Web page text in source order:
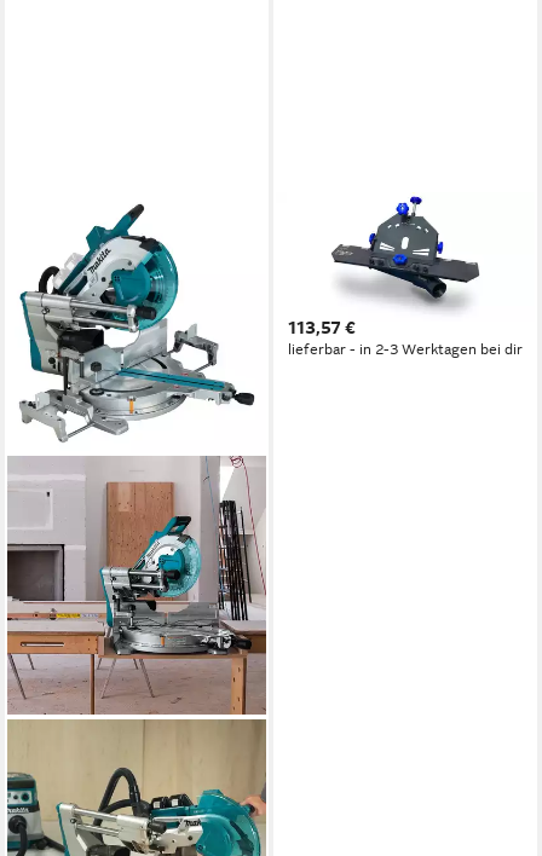
Akku-Kapp-Gehrungssäge,
Und Gehrungssäge 2 x 18V,
DLS211ZU, 305 mm, Ohne
Gehrungssäge Karl Dahm
Gehrungsschlitten mit
Absaugung, 1-St.
113,57 €
lieferbar - in 2-3 Werktagen bei dir